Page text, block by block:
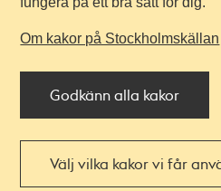
Om kakor på Stockholmskällan
Godkänn alla kakor
Välj vilka kakor vi får